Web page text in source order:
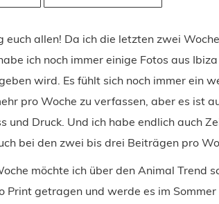
euch allen! Da ich die letzten zwei
ich noch immer einige Fotos aus
wird. Es fühlt sich noch immer ein
pro Woche zu verfassen, aber es ist
und Druck. Und ich habe endlich auch
bei den zwei bis drei Beiträgen pro
möchte ich über den Animal Trend
Print getragen und werde es im